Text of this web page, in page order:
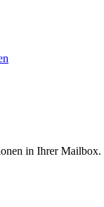
in Ihrer Mailbox.